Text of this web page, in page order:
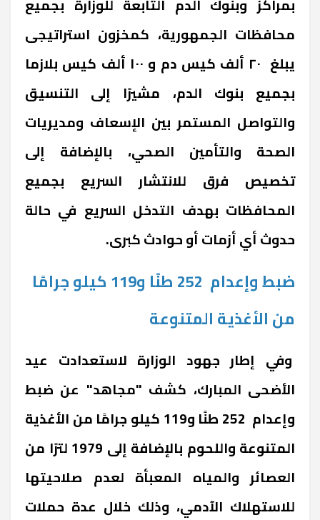
محافظات الجمهورية، كمخزون استراتيجى
يبلغ ٢٠ ألف كيس دم و ١٠٠ ألف كيس بلازما
بجميع بنوك الدم، مشيرًا إلى التنسيق
والتواصل المستمر بين الإسعاف ومديريات
الصحة والتأمين الصحي، بالإضافة إلى
تخصيص فرق للانتشار السريع بجميع
المحافظات بهدف التدخل السريع في حالة
حدوث أي أزمات أو حوادث كبرى.
ضبط وإعدام 252 طنًا و119 كيلو جرامًا
من الأغذية المتنوعة
وفي إطار جهود الوزارة لاستعدادت عيد
الأضحى المبارك، كشف "مجاهد" عن ضبط
وإعدام 252 طنًا و119 كيلو جرامًا من الأغذية
المتنوعة واللحوم بالإضافة إلى 1979 لترًا من
العصائر والمياه المعبأة لعدم صلاحيتها
للاستهلاك الآدمي، ‏وذلك خلال عدة حملات